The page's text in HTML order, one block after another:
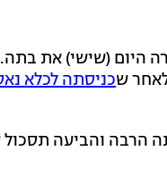
היום (שישי) את
שכניסתה לכלא
הרבה והביעה תסכול